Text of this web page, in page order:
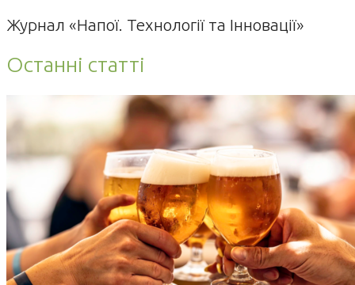
Журнал «Напої. Технології та Інновації»
Останні статті